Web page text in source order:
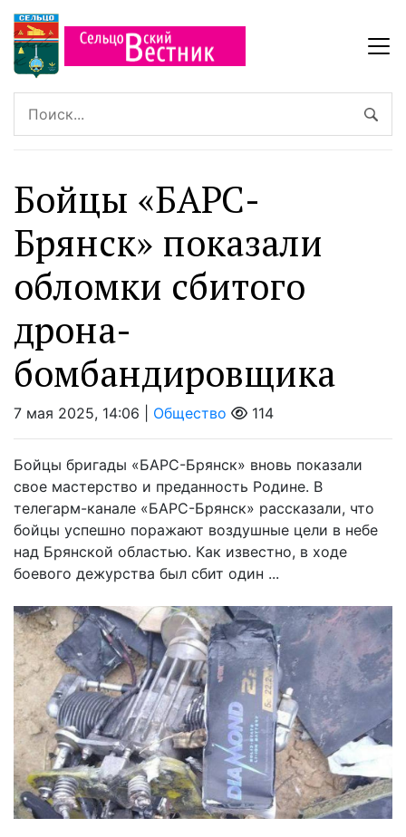
Бойцы «БАРС-
Брянск» показали
обломки сбитого
дрона-
бомбандировщика
7 мая 2025, 14:06 | Общество 114
Бойцы бригады «БАРС-Брянск» вновь показали
свое мастерство и преданность Родине. В
телегарм-канале «БАРС-Брянск» рассказали, что
бойцы успешно поражают воздушные цели в небе
над Брянской областью. Как известно, в ходе
боевого дежурства был сбит один ...